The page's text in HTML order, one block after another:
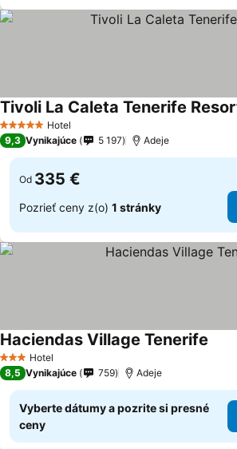
5 Počet hviezdičiek
Hotel
Tivoli La Caleta Tenerife
9,3 Vynikajúce 5 197 Adeje
Od 335 €
Pozrieť ceny z(o) 1 stránky
3 Počet hviezdičiek
Hotel
Haciendas Village Tenerife
8,5 Vynikajúce 759 Adeje
Vyberte dátumy a pozrite si presné
ceny